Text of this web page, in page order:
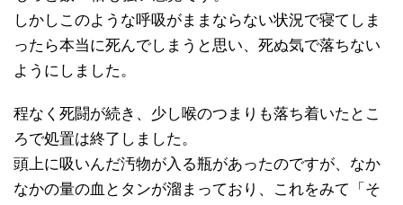
しかしこのような呼吸がままならない状況で寝てしま
ったら本当に死んでしまうと思い、死ぬ気で落ちない
ようにしました。
程なく死闘が続き、少し喉のつまりも落ち着いたとこ
ろで処置は終了しました。
頭上に吸いんだ汚物が入る瓶があったのですが、なか
なかの量の血とタンが溜まっており、これをみて「そ